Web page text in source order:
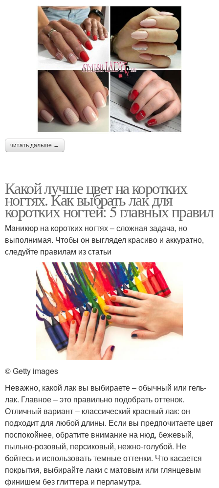
читать дальше →
Какой лучше цвет на коротких
ногтях. Как выбрать лак для
коротких ногтей: 5 главных правил
Маникюр на коротких ногтях – сложная задача, но
выполнимая. Чтобы он выглядел красиво и аккуратно,
следуйте правилам из статьи
© Getty images
Неважно, какой лак вы выбираете ‒ обычный или гель-
лак. Главное – это правильно подобрать оттенок.
Отличный вариант ‒ классический красный лак: он
подходит для любой длины. Если вы предпочитаете цвет
поспокойнее, обратите внимание на нюд, бежевый,
пыльно-розовый, персиковый, нежно-голубой. Не
бойтесь и использовать темные оттенки. Что касается
покрытия, выбирайте лаки с матовым или глянцевым
финишем без глиттера и перламутра.